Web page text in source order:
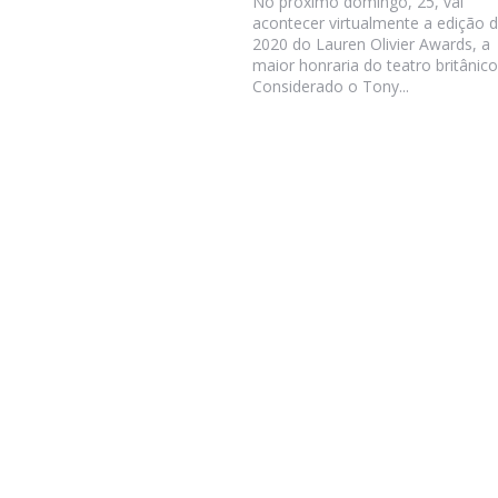
acontecer virtualmente a edição
2020 do Lauren Olivier Awards, a
maior honraria do teatro
Considerado o Tony...